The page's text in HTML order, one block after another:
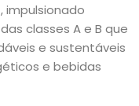
impulsionado
classes A e B que
e sustentáveis
e bebidas